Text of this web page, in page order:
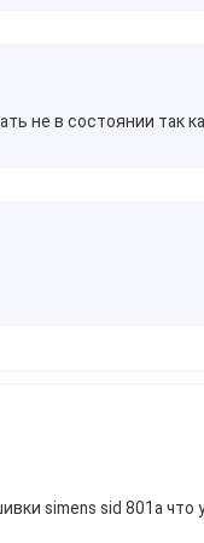
у використанні
ЕБУ в програмі MPPS 22
OBDII
забезпечення.
не в состоянии так
simens sid 801a что